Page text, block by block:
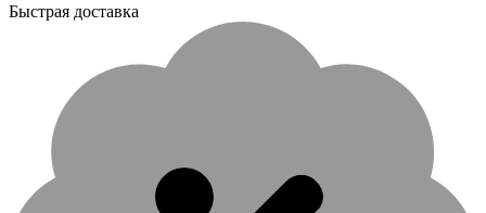
Быстрая доставка